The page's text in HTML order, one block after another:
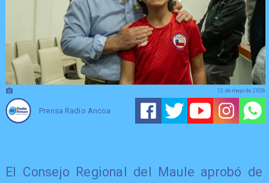
Prensa Radio Ancoa
12 de mayo de 2026
El Consejo Regional del Maule aprobó de